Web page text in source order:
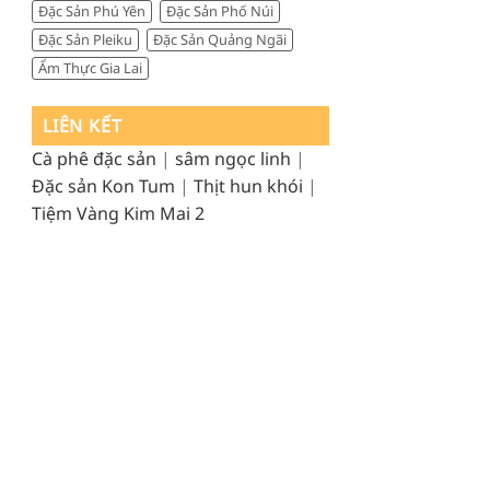
Đặc Sản Phú Yên
Đặc Sản Phố Núi
Đặc Sản Pleiku
Đặc Sản Quảng Ngãi
Ẩm Thực Gia Lai
LIÊN KẾT
Cà phê đặc sản | sâm ngọc linh |
Đặc sản Kon Tum | Thịt hun khói |
Tiệm Vàng Kim Mai 2